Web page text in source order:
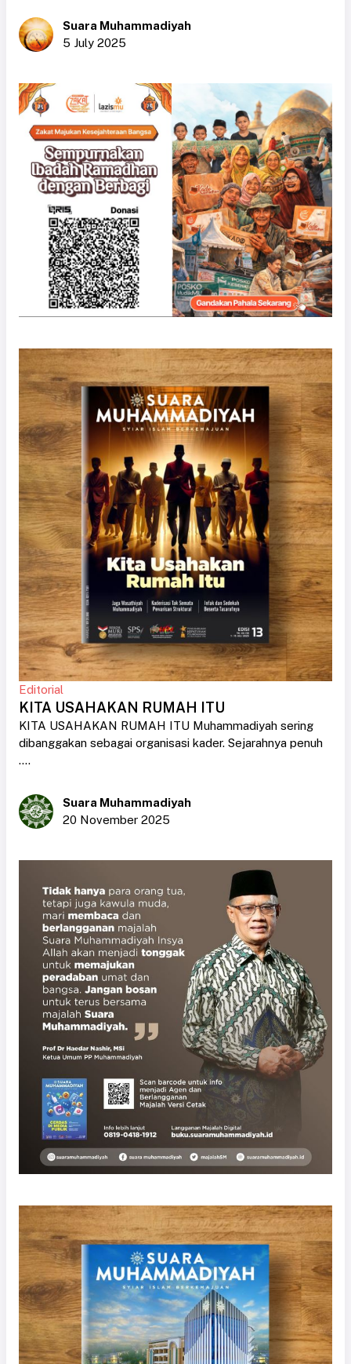
Suara Muhammadiyah
5 July 2025
Editorial
KITA USAHAKAN RUMAH ITU
KITA USAHAKAN RUMAH ITU Muhammadiyah sering
dibanggakan sebagai organisasi kader. Sejarahnya penuh
....
Suara Muhammadiyah
20 November 2025